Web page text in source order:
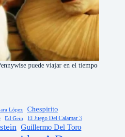
puede viajar en el tiempo
López Chespirito
Ed Gein El Juego Del Calamar 3
Guillermo Del Toro